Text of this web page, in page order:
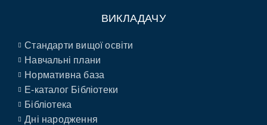
ВИКЛАДАЧУ
Стандарти вищої освіти
Навчальні плани
Нормативна база
E-каталог Бібліотеки
Бібліотека
Дні народження